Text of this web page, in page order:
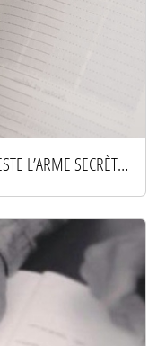
POURQUOI LE CARNET PAPIER RESTE L’ARME SECRÈTE DES ESPRITS PRODUCTIFS